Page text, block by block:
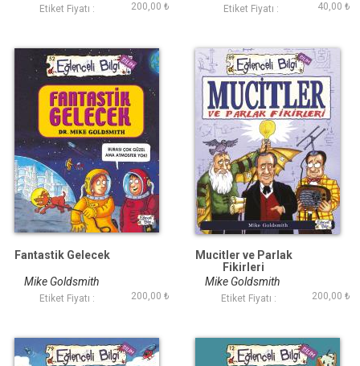
Etiket Fiyatı : 200,00 ₺ Etiket Fiyatı : 40,00 ₺
Fantastik Gelecek
Mike Goldsmith
Etiket Fiyatı : 200,00 ₺
Mucitler ve Parlak
Fikirleri
Mike Goldsmith
Etiket Fiyatı : 200,00 ₺